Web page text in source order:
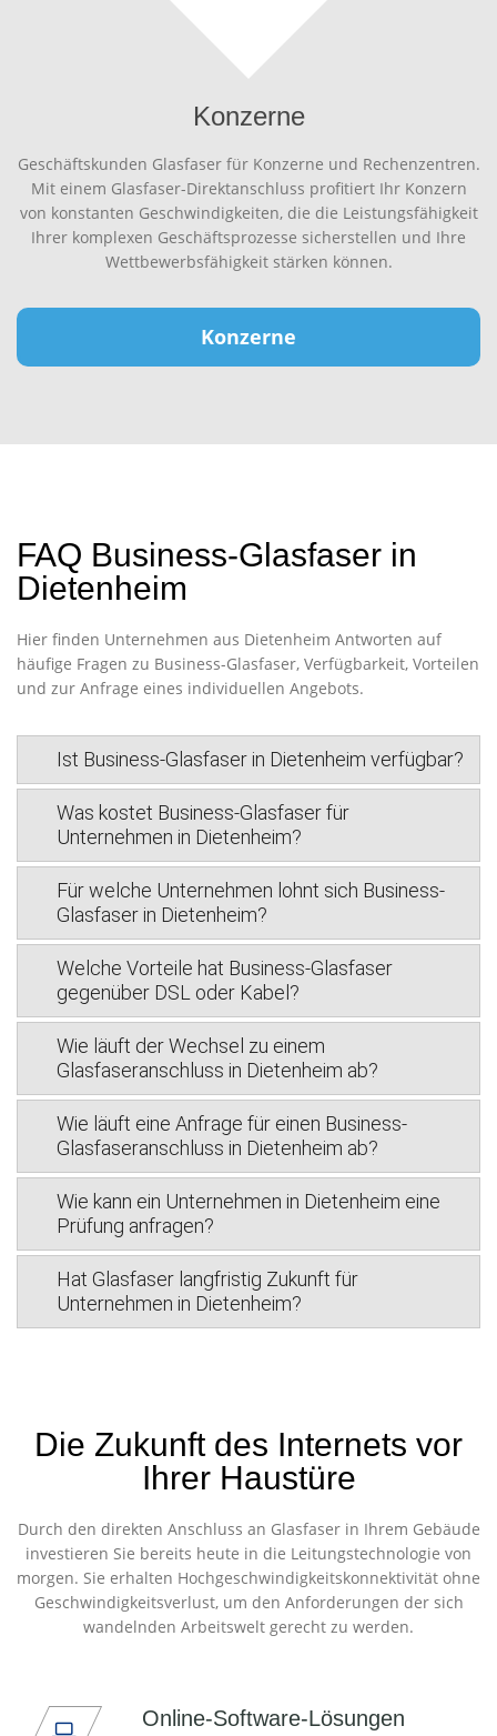
Konzerne
Geschäftskunden Glasfaser für Konzerne und Rechenzentren.
Mit einem Glasfaser-Direktanschluss profitiert Ihr Konzern
von konstanten Geschwindigkeiten, die die Leistungsfähigkeit
Ihrer komplexen Geschäftsprozesse sicherstellen und Ihre
Wettbewerbsfähigkeit stärken können.
Konzerne
FAQ Business-Glasfaser in
Dietenheim
Hier finden Unternehmen aus Dietenheim Antworten auf
häufige Fragen zu Business-Glasfaser, Verfügbarkeit, Vorteilen
und zur Anfrage eines individuellen Angebots.
Ist Business-Glasfaser in Dietenheim verfügbar?
Was kostet Business-Glasfaser für
Unternehmen in Dietenheim?
Für welche Unternehmen lohnt sich Business-
Glasfaser in Dietenheim?
Welche Vorteile hat Business-Glasfaser
gegenüber DSL oder Kabel?
Wie läuft der Wechsel zu einem
Glasfaseranschluss in Dietenheim ab?
Wie läuft eine Anfrage für einen Business-
Glasfaseranschluss in Dietenheim ab?
Wie kann ein Unternehmen in Dietenheim eine
Prüfung anfragen?
Hat Glasfaser langfristig Zukunft für
Unternehmen in Dietenheim?
Die Zukunft des Internets vor
Ihrer Haustüre
Durch den direkten Anschluss an Glasfaser in Ihrem Gebäude
investieren Sie bereits heute in die Leitungstechnologie von
morgen. Sie erhalten Hochgeschwindigkeitskonnektivität ohne
Geschwindigkeitsverlust, um den Anforderungen der sich
wandelnden Arbeitswelt gerecht zu werden.
Online-Software-Lösungen